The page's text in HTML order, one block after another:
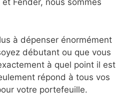
Fender, nous sommes
à dépenser énormément
débutant ou que vous
à quel point il est
répond à tous vos
votre portefeuille.